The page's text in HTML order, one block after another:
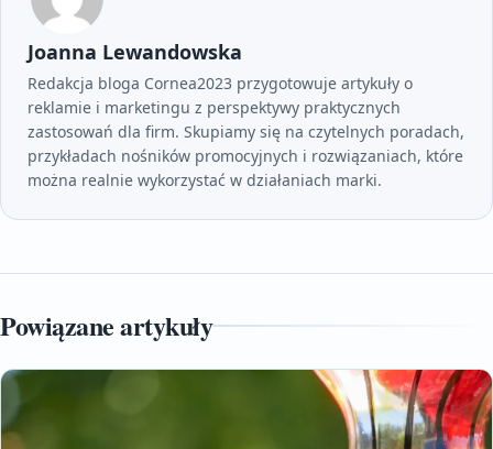
Joanna Lewandowska
Redakcja bloga Cornea2023 przygotowuje artykuły o
reklamie i marketingu z perspektywy praktycznych
zastosowań dla firm. Skupiamy się na czytelnych poradach,
przykładach nośników promocyjnych i rozwiązaniach, które
można realnie wykorzystać w działaniach marki.
Powiązane artykuły